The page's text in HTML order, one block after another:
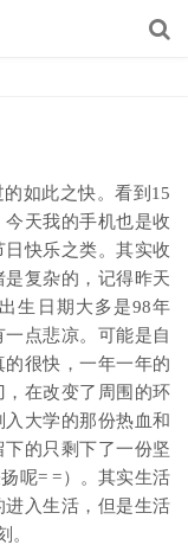
如此之快。看到15
天我的手机也是收
快乐之类。其实收
复杂的，记得昨天
生日期大多是98年
点悲凉。可能是自
很快，一年一年的
在改变了周围的环
大学的那份热血和
的只剩下了一份坚
呢= =）。其实生活
入生活，但是生活
。